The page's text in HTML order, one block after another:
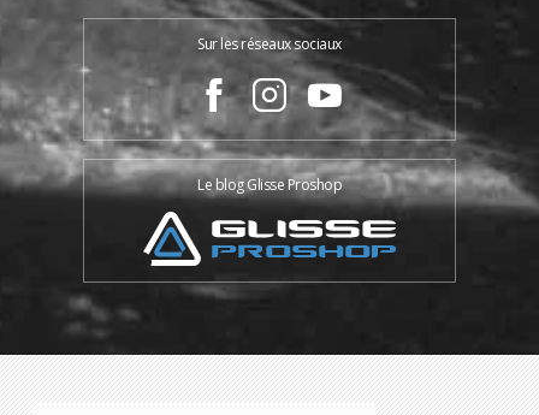
Sur les réseaux sociaux
Le blog Glisse Proshop